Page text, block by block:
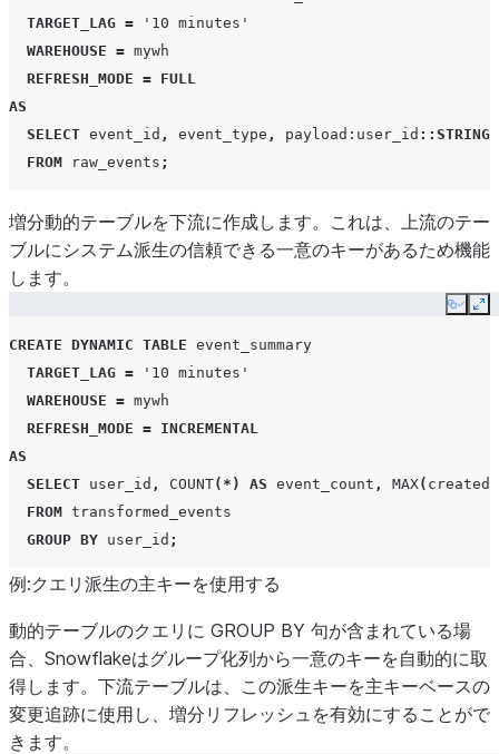
TARGET_LAG =
'10 minutes'
WAREHOUSE = mywh
REFRESH_MODE = FULL
AS
SELECT event_id , event_type , payload :user_id ::STRING
FROM
raw_events ;
増分動的テーブルを下流に作成します。これは、上流のテー
ブルにシステム派生の信頼できる一意のキーがあるため機能
します。
Copy
CREATE DYNAMIC TABLE event_summary
TARGET_LAG =
'10 minutes'
WAREHOUSE = mywh
REFRESH_MODE = INCREMENTAL
AS
SELECT user_id , COUNT(*) AS event_count , MAX(
FROM transformed_events
GROUP BY user_id ;
例:クエリ派生の主キーを使用する
動的テーブルのクエリに GROUP BY 句が含まれている場
合、Snowflakeはグループ化列から一意のキーを自動的に取
得します。下流テーブルは、この派生キーを主キーベースの
変更追跡に使用し、増分リフレッシュを有効にすることがで
きます。